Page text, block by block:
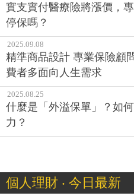
實支實付醫療險將漲價，
停保嗎？
2025.09.08
精準商品設計 專業保險顧
費者多面向人生需求
2025.08.25
什麼是「外溢保單」？如
力？
個人理財 ‧ 今日最新